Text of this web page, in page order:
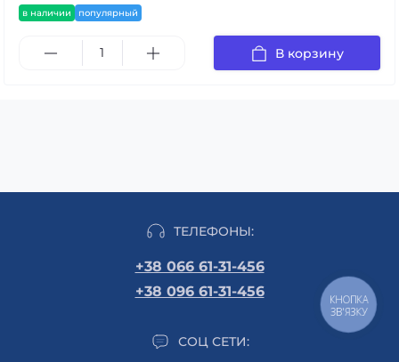
в наличии популярный
В корзину
ТЕЛЕФОНЫ:
+38 066 61-31-456
+38 096 61-31-456
СОЦ СЕТИ:
КНОПКА
ЗВ'ЯЗКУ